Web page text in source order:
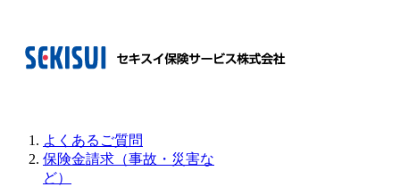
よくあるご質問
保険金請求（事故・災害な
ど）